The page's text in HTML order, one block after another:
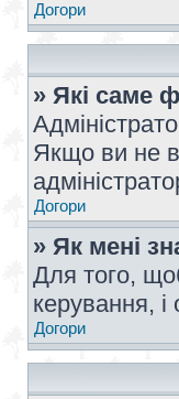
Догори
» Які саме
Якщо ви не
Догори
» Як мені
Для того,
керування,
Догори